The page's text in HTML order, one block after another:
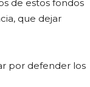
de estos fondos
que dejar
por defender los